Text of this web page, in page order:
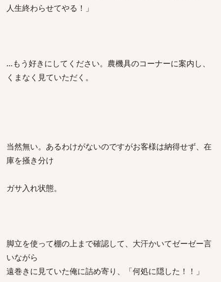
人生終わらせてやる！」
…もう好きにしてください。農機具のコーナーに案内し、
くまなく見ていただく。
当然無い。あるわけがないのですがお客様は納得せず、在
庫を掻き分け
ガサ入れ状態。
脚立を使って棚の上まで確認して、大汗かいてゼーゼー言
いながら
遠巻きに見ていた俺に詰め寄り、「何処に隠した！！」